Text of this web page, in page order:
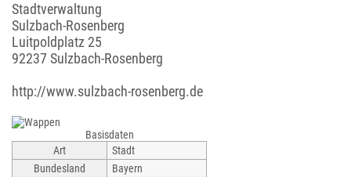
Stadtverwaltung
Sulzbach-Rosenberg
Luitpoldplatz 25
92237 Sulzbach-Rosenberg
http://www.sulzbach-rosenberg.de
Basisdaten
Art
Stadt
Bundesland
Bayern